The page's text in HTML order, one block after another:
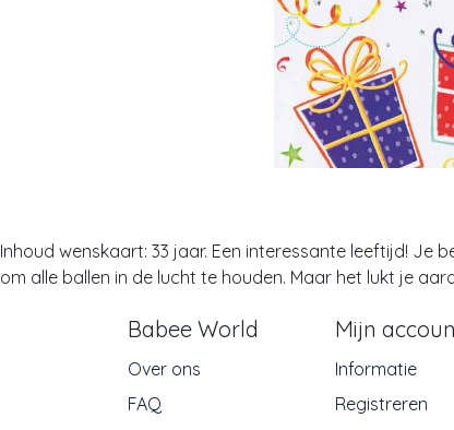
Inhoud wenskaart: 33 jaar. Een interessante leeftijd! Je
om alle ballen in de lucht te houden. Maar het lukt je
Babee World
Over ons
FAQ
Mijn
Informatie
Registreren